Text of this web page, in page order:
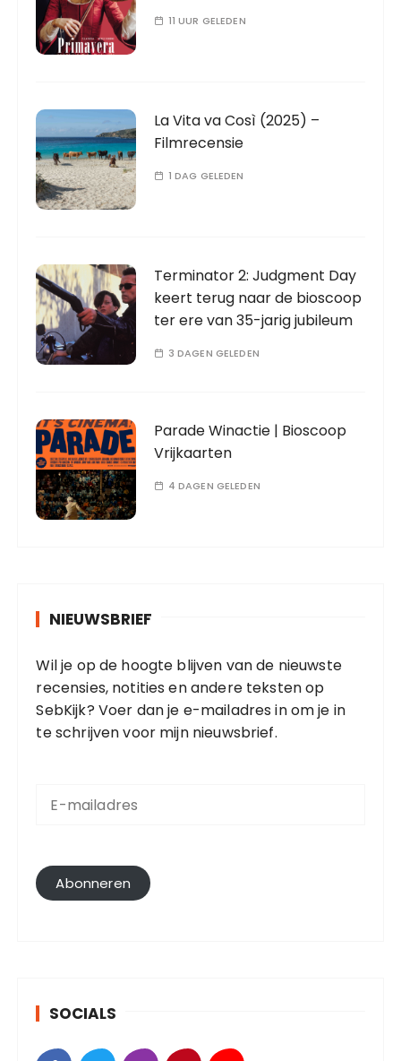
11 UUR GELEDEN
La Vita va Così (2025) –
Filmrecensie
1 DAG GELEDEN
Terminator 2: Judgment Day
keert terug naar de bioscoop
ter ere van 35-jarig jubileum
3 DAGEN GELEDEN
Parade Winactie | Bioscoop
Vrijkaarten
4 DAGEN GELEDEN
NIEUWSBRIEF
Wil je op de hoogte blijven van de nieuwste
recensies, notities en andere teksten op
SebKijk? Voer dan je e-mailadres in om je in
te schrijven voor mijn nieuwsbrief.
l
a
Abonneren
SOCIALS